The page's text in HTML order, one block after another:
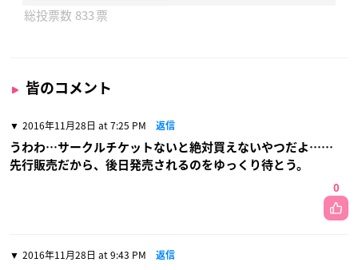
833
皆のコメント
2016年11月28日 at 7:25 PM 返信
うわわ…サークルチケットないと絶対買えないやつだよ……
先行販売だから、後日発売されるのをゆっくり待とう。
0
2016年11月28日 at 9:43 PM 返信